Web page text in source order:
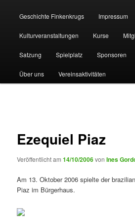
Geschichte Finkenkrugs Impressum
Kulturveranstaltungen Kurse
Satzung Spielplatz Sponsoren
Über uns Vereinsaktivitäten
Ezequiel Piaz
Veröffentlicht am14/10/2006vonInes
Am 13. Oktober 2006 spielte der
Piaz im Bürgerhaus.